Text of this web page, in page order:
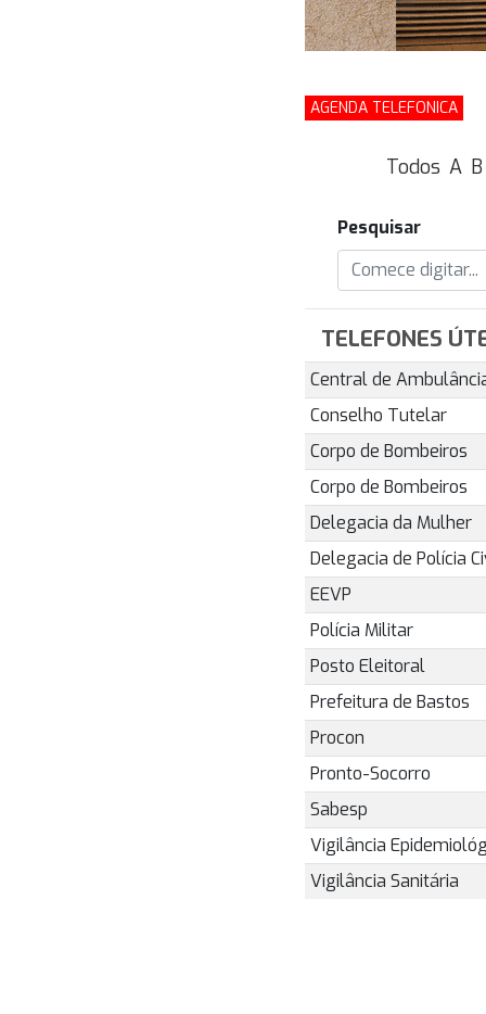
AGENDA TELEFONICA
Todos A B
Pesquisar
TELEFONES
Central de
Conselho Tutelar
Corpo de Bombeiros
Corpo de Bombeiros
Delegacia da Mulher
Delegacia de Polícia
EEVP
Polícia Militar
Posto Eleitoral
Prefeitura de Bastos
Procon
Pronto-Socorro
Sabesp
Vigilância
Vigilância Sanitária